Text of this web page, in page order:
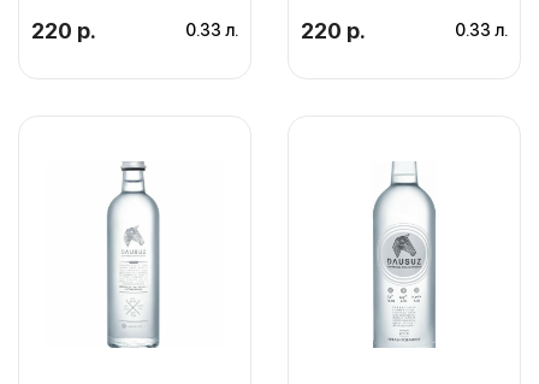
220 р. 0.33 л. 220 р. 0.33 л.